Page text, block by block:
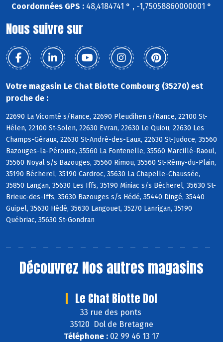
Coordonnées GPS : 48,4184741 ° , -1,75058860000001 °
Nous suivre sur
Votre magasin Le Chat Biotte Combourg (35270) est
proche de :
22690 La Vicomté s/Rance, 22690 Pleudihen s/Rance, 22100 St-
Hélen, 22100 St-Solen, 22630 Evran, 22630 Le Quiou, 22630 Les
Champs-Géraux, 22630 St-André-des-Eaux, 22630 St-Judoce, 35560
Bazouges-la-Pérouse, 35560 La Fontenelle, 35560 Marcillé-Raoul,
35560 Noyal s/s Bazouges, 35560 Rimou, 35560 St-Rémy-du-Plain,
35190 Bécherel, 35190 Cardroc, 35630 La Chapelle-Chaussée,
35850 Langan, 35630 Les Iffs, 35190 Miniac s/s Bécherel, 35630 St-
Brieuc-des-Iffs, 35630 Bazouges s/s Hédé, 35440 Dingé, 35440
Guipel, 35630 Hédé, 35630 Langouet, 35270 Lanrigan, 35190
Québriac, 35630 St-Gondran
Découvrez Nos autres magasins
Le Chat Biotte Dol
33 rue des ponts
35120 Dol de Bretagne
Téléphone : 02 99 46 13 17